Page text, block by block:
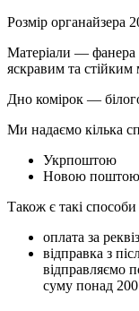
Розмір органайзера
Матеріали —
яскравим та
Дно комірок —
Ми надаємо кілька
Укрпоштою
Новою поштою
Також є такі
оплата за
відправка з
відправляємо
суму понад